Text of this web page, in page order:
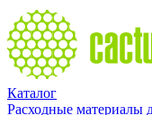
Каталог
Расходные материалы